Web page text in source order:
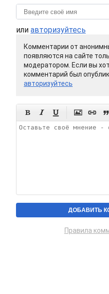
или авторизуйтесь
Комментарии от
появляются на сайте
модератором. Если вы
комментарий был
авторизуйтесь
     
Правила